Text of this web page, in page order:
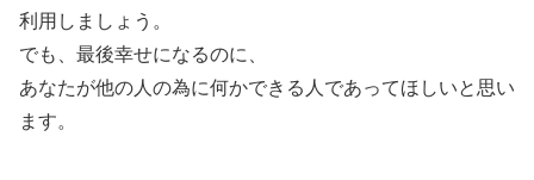
利用しましょう。
でも、最後幸せになるのに、
あなたが他の人の為に何かできる人であってほしいと思い
ます。